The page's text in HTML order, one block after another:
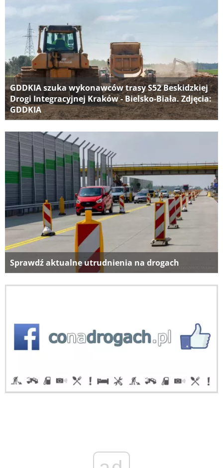
GDDKIA szuka wykonawców trasy S52 Beskidzkiej
Drogi Integracyjnej Kraków - Bielsko-Biała. Zdjęcia:
GDDKIA
Sprawdź aktualne utrudnienia na drogach